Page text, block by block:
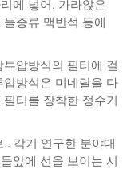
에 넣어, 가라앉은
종류 맥반석 등에
압방식의 필터에 걸
방식은 미네랄을 다
터를 장착한 정수기
각기 연구한 분야대
앞에 선을 보이는 시